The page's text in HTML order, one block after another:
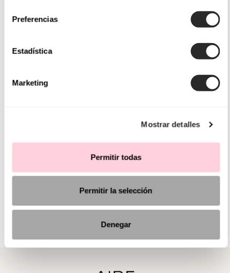
Preferencias
Estadística
Marketing
Mostrar detalles
Permitir todas
Permitir la selección
Denegar